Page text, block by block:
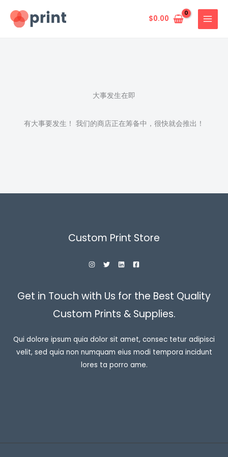
$0.00
大事发生在即
有大事要发生！ 我们的商店正在筹备中，很快就会推出！
Custom Print Store
Get in Touch with Us for the Best Quality
Custom Prints & Supplies.
Qui dolore ipsum quia dolor sit amet, consec tetur adipisci
velit, sed quia non numquam eius modi tempora incidunt
lores ta porro ame.